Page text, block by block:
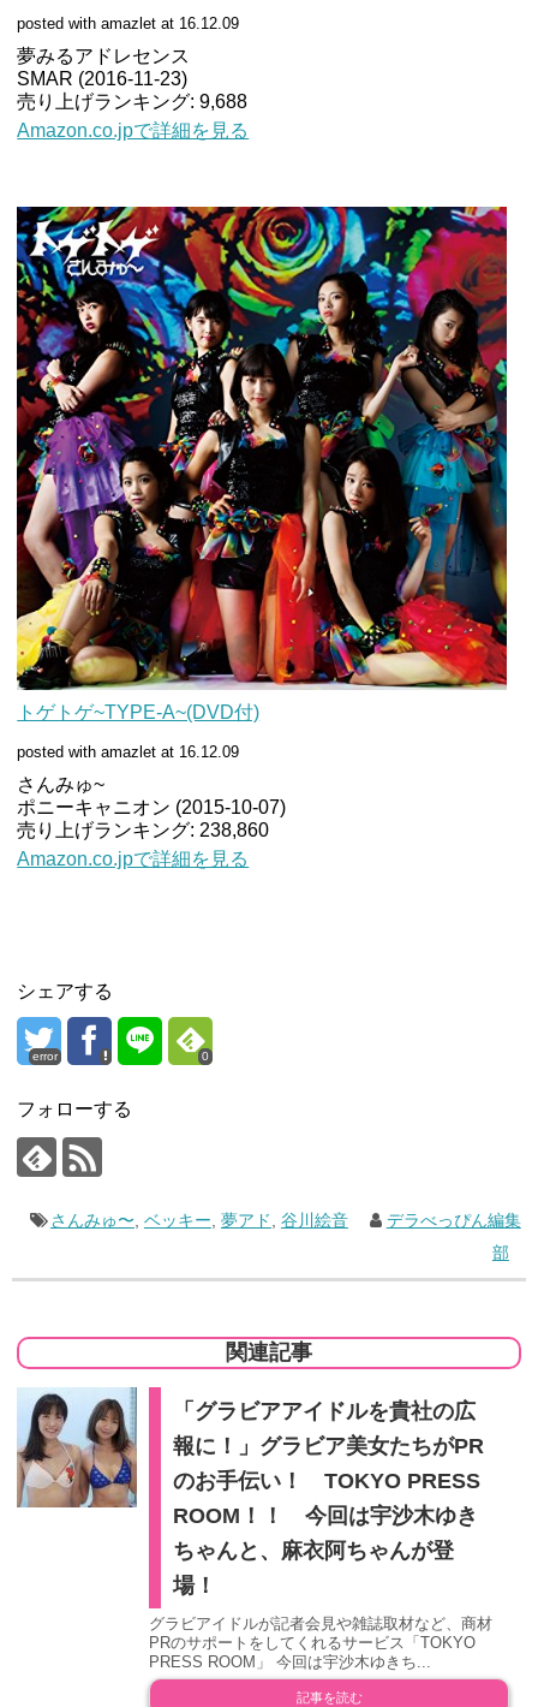
posted with amazlet at 16.12.09
夢みるアドレセンス
SMAR (2016-11-23)
売り上げランキング: 9,688
Amazon.co.jpで詳細を見る
トゲトゲ~TYPE-A~(DVD付)
posted with amazlet at 16.12.09
さんみゅ~
ポニーキャニオン (2015-10-07)
売り上げランキング: 238,860
Amazon.co.jpで詳細を見る
シェアする
error 0
フォローする
さんみゅ〜 ベッキー 夢アド 谷川絵音
デラべっぴん編集
部
関連記事
「グラビアアイドルを貴社の広
報に！」グラビア美女たちがPR
のお手伝い！ TOKYO PRESS
ROOM！！ 今回は宇沙木ゆき
ちゃんと、麻衣阿ちゃんが登
場！
グラビアイドルが記者会見や雑誌取材など、商材
PRのサポートをしてくれるサービス「TOKYO
PRESS ROOM」 今回は宇沙木ゆきち...
記事を読む